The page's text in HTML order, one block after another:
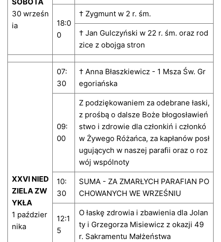
30 wrześn
ia
18:0
0
† Zygmunt w 2 r. śm.
† Jan Gulczyński w 22 r. śm. oraz rod
zice z obojga stron
XXVI NIED
ZIELA ZW
YKŁA
1 paździer
nika
07:
30
† Anna Błaszkiewicz - 1 Msza Św. Gr
egoriańska
09:
00
Z podziękowaniem za odebrane łaski,
z prośbą o dalsze Boże błogosławień
stwo i zdrowie dla członkiń i członkó
w Żywego Różańca, za kapłanów posł
ugujących w naszej parafii oraz o roz
wój wspólnoty
10:
30
SUMA - ZA ZMARŁYCH PARAFIAN PO
CHOWANYCH WE WRZEŚNIU
12:1
5
O łaskę zdrowia i zbawienia dla Jolan
ty i Grzegorza Misiewicz z okazji 49
r. Sakramentu Małżeństwa